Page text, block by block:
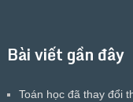
Bài viết gần đây
Toán học đã thay đổi